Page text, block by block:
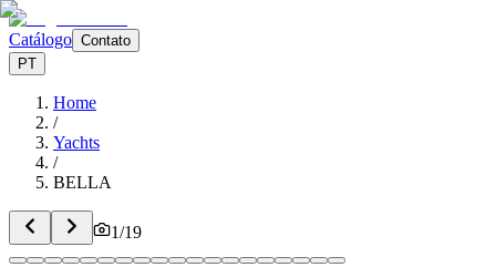
Catálogo Contato
PT
Home
/
Yachts
/
BELLA
1/19